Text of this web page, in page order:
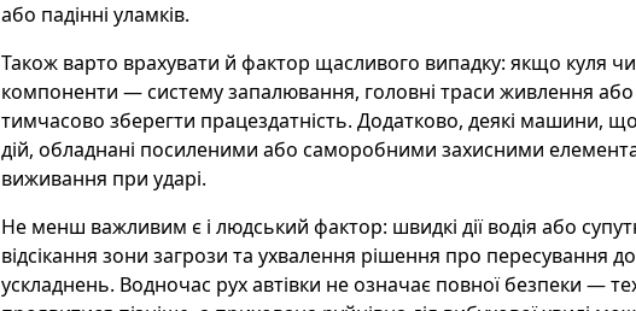
або падінні уламків.
Також варто врахувати й фактор щасливого випадку: якщо куля
компоненти — систему запалювання, головні траси живлення
тимчасово зберегти працездатність. Додатково, деякі машини,
дій, обладнані посиленими або саморобними захисними
виживання при ударі.
Не менш важливим є і людський фактор: швидкі дії водія або
відсікання зони загрози та ухвалення рішення про пересування
ускладнень. Водночас рух автівки не означає повної безпеки —